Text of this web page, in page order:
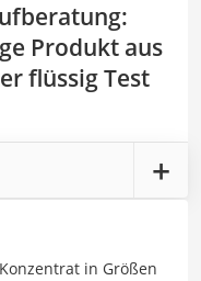
:
Produkt aus
flüssig Test
in Größen